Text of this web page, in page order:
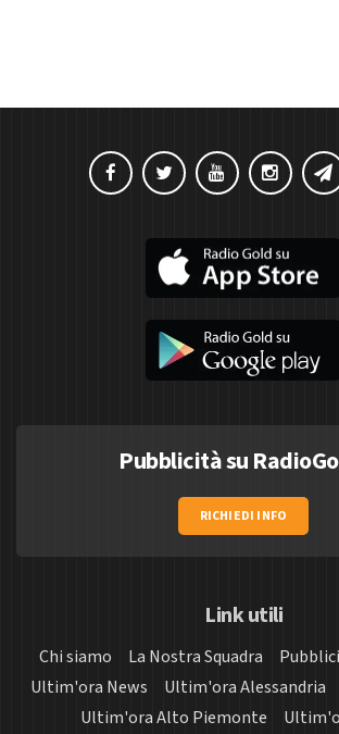
Pubblicità su
RICHIEDI INFO
Link utili
Chi siamo La Nostra Squadra
Ultim'ora News
Ultim'ora Alessandria
Ultim'ora Alto Piemonte